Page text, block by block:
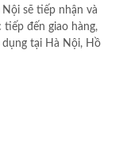
sẽ tiếp nhận và
đến giao hàng,
dụng tại Hà Nội, Hồ